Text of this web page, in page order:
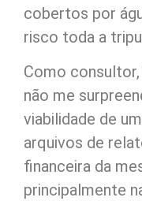
cobertos por
risco toda a
Como
não me
viabilidade de
arquivos de
financeira da
principalmente